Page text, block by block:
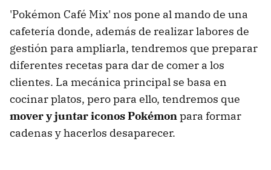
'Pokémon Café Mix' nos pone al mando de una
cafetería donde, además de realizar labores de
gestión para ampliarla, tendremos que preparar
diferentes recetas para dar de comer a los
clientes. La mecánica principal se basa en
cocinar platos, pero para ello, tendremos que
mover y juntar iconos Pokémonpara formar
cadenas y hacerlos desaparecer.